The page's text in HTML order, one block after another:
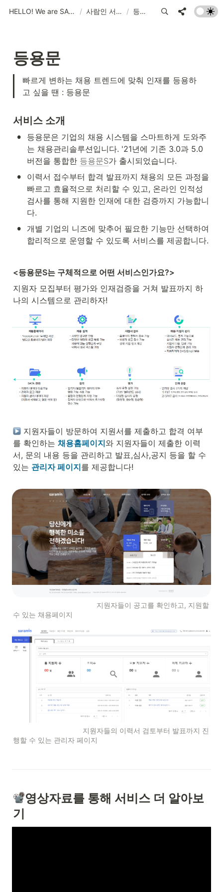
HELLO! We are SARAMIN, THE WORKVERSE! / 사람인 서비스 / 등용문
등용문
빠르게 변하는 채용 트렌드에 맞춰 인재를 등용하
고 싶을 땐 : 등용문
서비스 소개
•
등용문은 기업의 채용 시스템을 스마트하게 도와주
는 채용관리솔루션입니다. '21년에 기존 3.0과 5.0
버전을 통합한 등용문S가 출시되었습니다.
•
이력서 접수부터 합격 발표까지 채용의 모든 과정을
빠르고 효율적으로 처리할 수 있고, 온라인 인적성
검사를 통해 지원한 인재에 대한 검증까지 가능합니
다.
•
개별 기업의 니즈에 맞추어 필요한 기능만 선택하여
합리적으로 운영할 수 있도록 서비스를 제공합니다.
<등용문S는 구체적으로 어떤 서비스인가요?>
지원자 모집부터 평가와 인재검증을 거쳐 발표까지 하
나의 시스템으로 관리하자!
지원자들이 방문하여 지원서를 제출하고 합격 여부
를 확인하는 채용홈페이지와 지원자들이 제출한 이력
서, 문의 내용 등을 관리하고 발표,심사,공지 등을 할 수
있는 관리자 페이지를 제공합니다!
수 있는 채용페이지
행할 수 있는 관리자 페이지
영상자료를 통해 서비스 더 알아보
기